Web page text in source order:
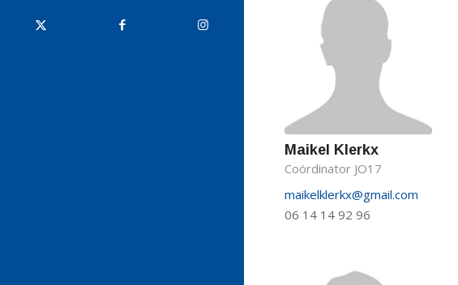
Maikel Klerkx
Coördinator JO17
maikelklerkx@gmail.com
06 14 14 92 96